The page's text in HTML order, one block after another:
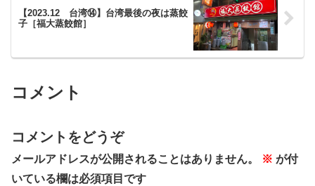
【2023.12 台湾⑭】台湾最後の夜は蒸餃
子［福大蒸餃館］
コメント
コメントをどうぞ
メールアドレスが公開されることはありません。 ※ が付
いている欄は必須項目です